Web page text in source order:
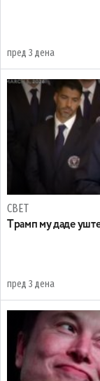
пред 3 дена
СВЕТ
Tрамп му даде
пред 3 дена